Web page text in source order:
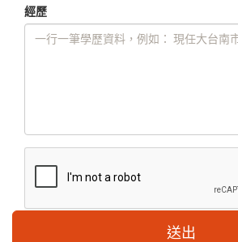
經歷
送出